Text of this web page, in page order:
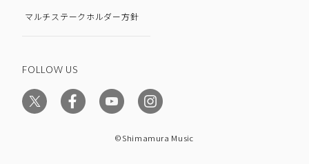
マルチステークホルダー方針
FOLLOW US
©Shimamura Music